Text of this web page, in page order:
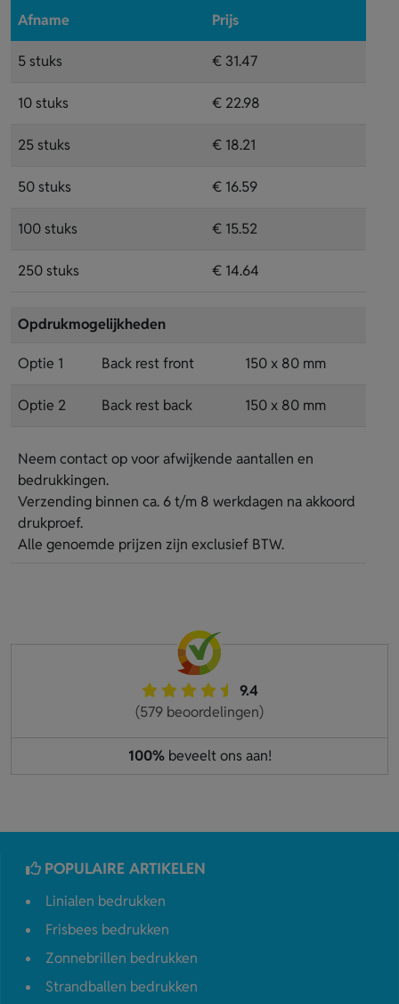
Afname Prijs
5 stuks € 31.47
10 stuks € 22.98
25 stuks € 18.21
50 stuks € 16.59
100 stuks € 15.52
250 stuks € 14.64
Opdrukmogelijkheden
Optie 1 Back rest front 150 x 80 mm
Optie 2 Back rest back 150 x 80 mm
Neem contact op voor afwijkende aantallen en
bedrukkingen.
Verzending binnen ca. 6 t/m 8 werkdagen na akkoord
drukproef.
Alle genoemde prijzen zijn exclusief BTW.
9.4
(579 beoordelingen)
100%beveelt ons aan!
POPULAIRE ARTIKELEN
Linialen bedrukken
Frisbees bedrukken
Zonnebrillen bedrukken
Strandballen bedrukken